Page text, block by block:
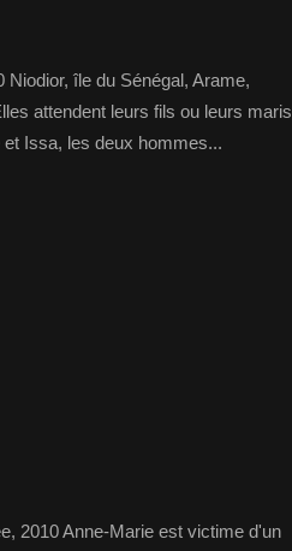
île du Sénégal, Arame,
attendent leurs fils ou leurs maris
Issa, les deux hommes...
2010 Anne-Marie est victime d'un